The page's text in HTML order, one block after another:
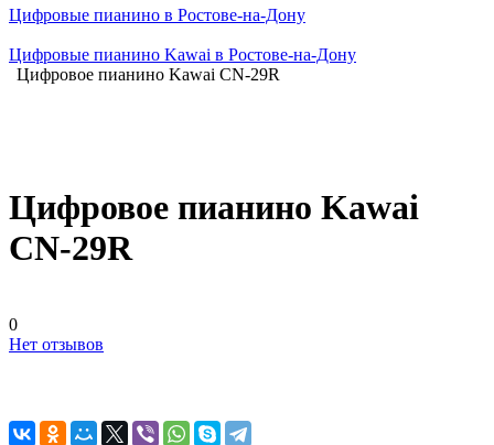
Цифровые пианино в Ростове-на-Дону
Цифровые пианино Kawai в Ростове-на-Дону
Цифровое пианино Kawai CN-29R
Цифровое пианино Kawai
CN-29R
0
Нет отзывов